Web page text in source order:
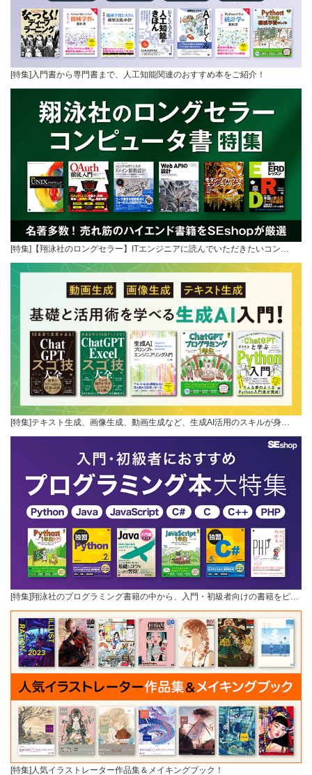
[特集]入門書から専門書まで、人工知能関連のおすすめ本をご紹介！
[特集]【翔泳社のロングセラー】ITエンジニアに読んでいただきたいコン…
[特集]テキスト生成、画像生成、動画生成など、生成AI活用のスキルが身…
[特集]翔泳社のプログラミング書籍の中から、入門・初級者向けの書籍をピ…
[特集]人気イラストレーター作品集＆メイキングブック！